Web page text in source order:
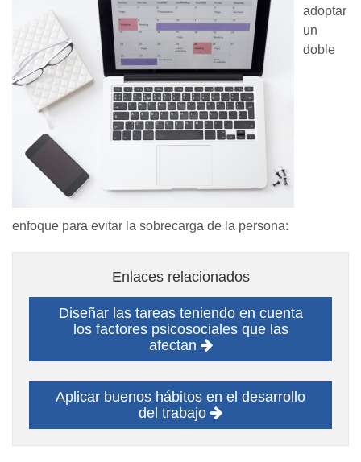
adoptar
un
doble
enfoque para evitar la sobrecarga de la persona:
Enlaces relacionados
Diseñar las tareas teniendo en cuenta
los factores psicosociales que las
afectan
Aplicar buenos hábitos en el desarrollo
del trabajo